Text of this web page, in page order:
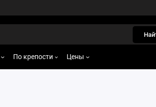
По крепости Цены